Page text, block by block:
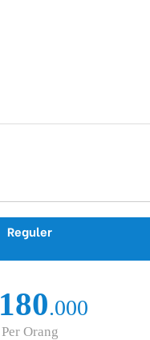
Reguler
180.000
Per Orang